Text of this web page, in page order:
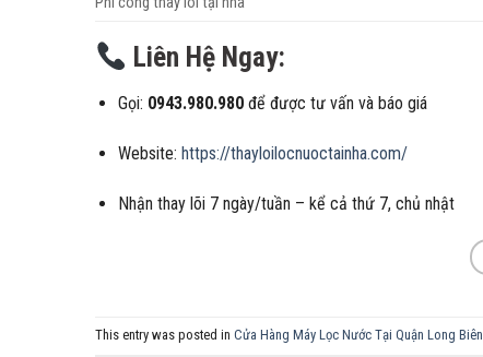
Liên Hệ Ngay:
Gọi: 0943.980.980để được tư vấn và báo giá
Website: https://thayloilocnuoctainha.com/
Nhận thay lõi 7 ngày/tuần – kể cả thứ 7, chủ nhật
This entry was posted in Cửa Hàng Máy Lọc Nước Tại Quận Long Biên